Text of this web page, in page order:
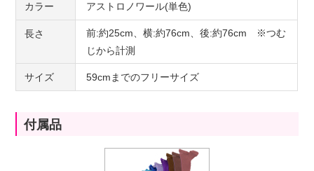
カラー アストロノワール(単色)
長さ
前:約25cm、横:約76cm、後:約76cm ※つむ
じから計測
サイズ 59cmまでのフリーサイズ
付属品